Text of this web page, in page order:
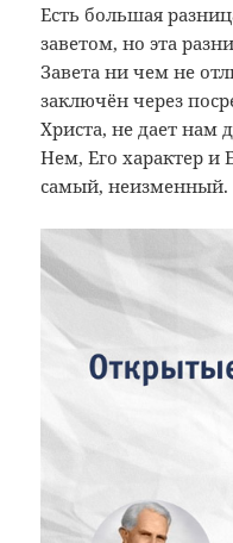
Есть большая
заветом, но эта
Завета ни чем не
заключён через
Христа, не дает нам
Нем, Его характер и
самый, неизменный.